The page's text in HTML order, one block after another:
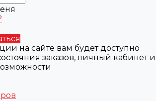
на сайте вам будет доступно
заказов, личный кабинет и